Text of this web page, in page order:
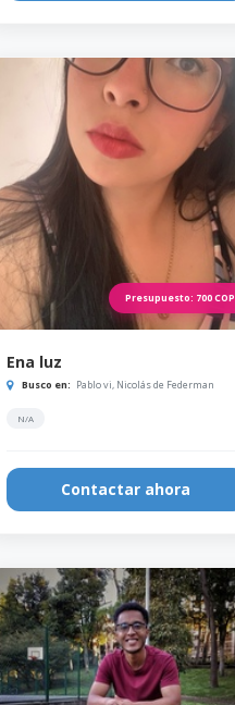
Presupuesto: 700COP
Ena luz
Busco en: Pablo vi, Nicolás de Federman
N/A
Contactar ahora